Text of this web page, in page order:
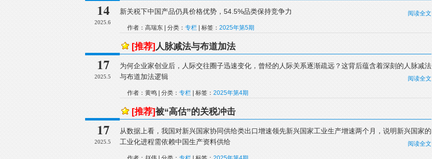
14
2025.6
新关税下中国产品仍具价格优势，54.5%品类保持竞争力 阅读全文
作者：高瑞东 | 分类： 专栏 | 标签： 2025年第5期
17
2025.5
[推荐] 人脉减法与布道加法
为何企业家创业后，人际交往圈子迅速变化，曾经的人际关系逐渐疏远？这背后蕴含着深刻的人脉减法
与布道加法逻辑
阅读全文
作者：黄鸣 | 分类： 专栏 | 标签： 2025年第4期
17
2025.5
[推荐]被“高估”的关税冲击
从数据上看，我国对新兴国家协同供给类出口增速领先新兴国家工业生产增速两个月，说明新兴国家的
工业化进程需依赖中国生产资料供给
阅读全文